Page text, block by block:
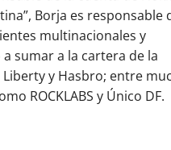
Borja es responsable
multinacionales y
sumar a la cartera de la
Liberty y Hasbro; entre
ROCKLABS y Único DF.